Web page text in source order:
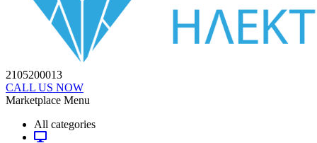
2105200013
CALL US NOW
Marketplace Menu
All categories